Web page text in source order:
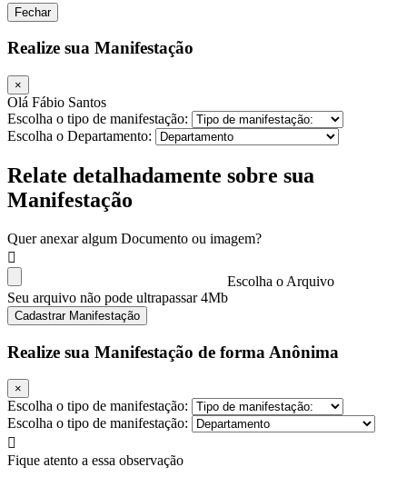
Fechar
Realize sua Manifestação
×
Olá Fábio Santos
Escolha o tipo de manifestação:
Escolha o Departamento:
Relate detalhadamente sobre sua
Manifestação
Quer anexar algum Documento ou imagem?
Escolha o Arquivo
Seu arquivo não pode ultrapassar 4Mb
Cadastrar Manifestação
Realize sua Manifestação de forma Anônima
×
Escolha o tipo de manifestação:
Escolha o tipo de manifestação:
Fique atento a essa observação